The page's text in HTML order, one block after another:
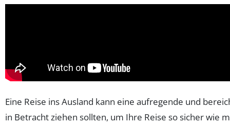
Eine Reise ins Ausland kann eine aufregende und
in Betracht ziehen sollten, um Ihre Reise so sicher wie